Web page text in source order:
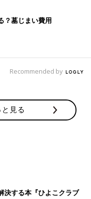
？墓じまい費用
Recommended by
見る
決する本『ひよこクラブ